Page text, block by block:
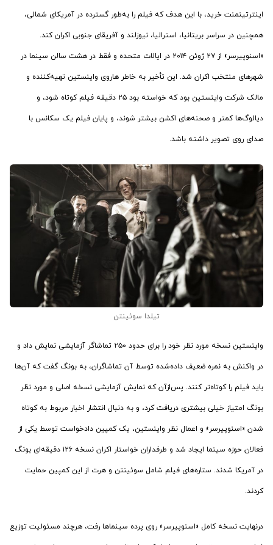
اینترتینمنت خرید، با این هدف که فیلم را به‌طور گسترده در آمریکای شمالی،
همچنین در سراسر بریتانیا، استرالیا، نیوزلند و آفریقای جنوبی اکران کند.
«اسنوپیرسر» از ۲۷ ژوئن ۲۰۱۴ در ایالات متحده و فقط در هشت سالن سینما در
شهرهای منتخب اکران شد. این تأخیر به خاطر هاروی واینستین تهیه‌کننده و
مالک شرکت واینستین بود که خواسته بود ۲۵ دقیقه فیلم کوتاه شود، و
دیالوگ‌ها کمتر و صحنه‌های اکشن بیشتر شوند، و پایان فیلم یک سکانس با
صدای روی تصویر داشته باشد.
تیلدا سوئینتن
واینستین نسخه مورد نظر خود را برای حدود ۲۵۰ تماشاگر آزمایشی نمایش داد و
در واکنش به نمره ضعیف داده‌شده توسط آن تماشاگران، به بونگ گفت که آن‌ها
باید فیلم را کوتاه‌تر کنند. پس‌ازآن که نمایش آزمایشی نسخه اصلی و مورد نظر
بونگ امتیاز خیلی بیشتری دریافت کرد، و به دنبال انتشار اخبار مربوط به کوتاه
شدن «اسنوپیرسر» و اعمال نظر واینستین، یک کمپین دادخواست توسط یکی از
فعالان حوزه سینما ایجاد شد و طرفداران خواستار اکران نسخه ۱۲۶ دقیقه‌ای بونگ
در آمریکا شدند. ستاره‌های فیلم شامل سوئینتن و هرت از این کمپین حمایت
کردند.
درنهایت نسخه کامل «اسنوپیرسر» روی پرده سینماها رفت، هرچند مسئولیت توزیع